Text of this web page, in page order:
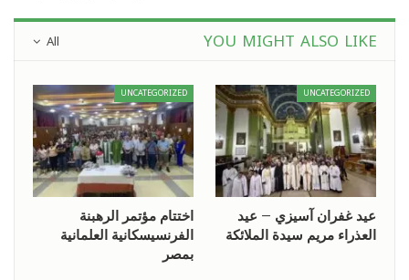
All YOU MIGHT ALSO LIKE
UNCATEGORIZED
عيد غفران آسيزي – عيد
العذراء مريم سيدة الملائكة
UNCATEGORIZED
اختتام مؤتمر الرهبنة
الفرنسيسكانية العلمانية
بمصر